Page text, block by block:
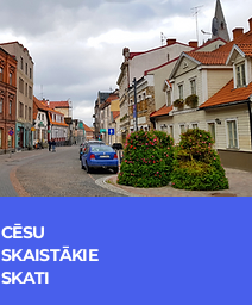
CĒSU
SKAISTĀKIE
SKATI